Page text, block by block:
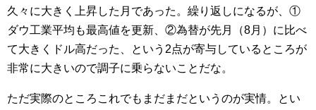
久々に大きく上昇した月であった。繰り返しになるが、①
ダウ工業平均も最高値を更新、②為替が先月（8月）に比べ
て大きくドル高だった、という2点が寄与しているところが
非常に大きいので調子に乗らないことだな。
ただ実際のところこれでもまだまだというのが実情。とい